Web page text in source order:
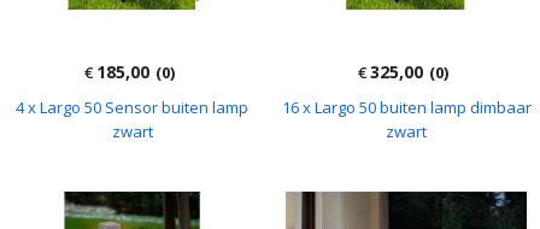
€185,00 (0)
4 x Largo 50 Sensor buiten lamp
zwart
€325,00 (0)
16 x Largo 50 buiten lamp dimbaar
zwart